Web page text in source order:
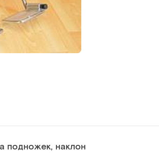
подножек, наклон